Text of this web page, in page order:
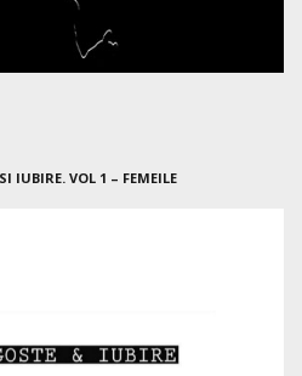
IUBIRE. VOL 1 – FEMEILE